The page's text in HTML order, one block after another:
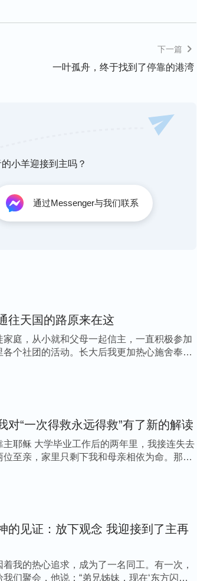
主耶稣发表的是怜悯、慈爱的性情；末
的名都有代表意义，是根据本时代的工
神的实质没改变，耶和华是他，耶稣是
前根本不知道神的名还有这么大的意
子都无法明白啊！接下来我听得更加认
，谁知网上出来的都是反面信息，印象
，心想：这个案件怎么会与全能神教会
是不是信错了？这时我心里有些忐忑不
去无意看到了《
其目的就是为中共政府打压迫害中国家
个借口，这也是中共政府迫害、镇压异
四”天安门流血事件，西藏拉萨爆发的大
邪恶卑鄙了！我差点被中共的谎言给欺
谎言欺骗是它的惯用手段，我根据他们
拯救的机会，后悔都来不及呀！
说这是神在带领引导我，并跟我交通：
下一篇
一叶孤舟，终于找到了停靠的港湾
小羊迎接到主吗？
通过Messenger与我们联系
往天国的路原来在这
家庭，从小就和父母一起信主，一直积极参加
各个社团的活动。长大后我更加热心施舍奉
对“一次得救永远得救”有了新的解读
主耶稣 大学毕业工作后的两年里，我接连失去
位至亲，家里只剩下我和母亲相依为命。那两
：放下观念 我迎接到了主再
我的热心追求，成为了一名同工。有一次，
我们聚会，他说：“弟兄姊妹，现在‘东方闪电